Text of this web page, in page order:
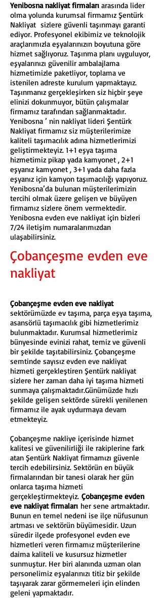
Yenibosna nakliyat firmaları arasında lider
olma yolunda kurumsal firmamız Şentürk
Nakliyat sizlere güvenli taşınmayı garanti
ediyor. Profesyonel ekibimiz ve teknolojik
araçlarımızla eşyalarınızın boyutuna göre
hizmet sağlıyoruz. Taşınma planı uyguluyor,
eşyalarınızı güvenilir ambalajlama
hizmetimizle paketliyor, toplama ve
istenilen adreste kurulum yapmaktayız.
Taşınmanız gerçekleşirken siz hiçbir şeye
elinizi dokunmuyor, bütün çalışmalar
firmamız tarafından sağlanmaktadır.
Yenibosna ’ nin nakliyat lideri Şentürk
Nakliyat firmamız siz müşterilerimize
kaliteli taşımacılık adına hizmetlerimizi
geliştirmekteyiz. 1+1 eşya taşıma
hizmetimiz pikap yada kamyonet , 2+1
eşyanız kamyonet , 3+1 yada daha fazla
eşyanız için kamyon taşımacılığı yapıyoruz.
Yenibosna’da bulunan müşterilerimizin
tercihi olmak üzere gelişen ve büyüyen
firmamız sizlere önem vermektedir.
Yenibosna evden eve nakliyat için bizleri
7/24 iletişim numaralarımızdan
ulaşabilirsiniz.
Çobançeşme evden eve
nakliyat
Çobançeşme evden eve nakliyat
sektörümüzde ev taşıma, parça eşya taşıma,
asansörlü taşımacılık gibi hizmetlerimiz
bulunmaktadır. Kurumsal hizmetlerimiz
bünyesinde evinizi rahat, temiz ve güvenli
bir şekilde taşıtabilirsiniz. Çobançeşme
semtinde sayısız evden eve nakliyat
hizmeti gerçekleştiren Şentürk nakliyat
sizlere her zaman daha iyi taşıma hizmeti
sunmaya çalışmaktadır.Günümüzde hızlı
şekilde gelişen sektörde sürekli yenilenen
firmamız ile ayak uydurmaya devam
etmekteyiz.
Çobançeşme nakliye içerisinde hizmet
kalitesi ve güvenilirliği ile rakiplerine fark
atan Şentürk Nakliyat firmamızı güvenle
tercih edebilirsiniz. Sektörün en büyük
firmalarından bir tanesi olarak her gün
onlarca taşıma hizmeti
gerçekleştirmekteyiz. Çobançeşme evden
eve nakliyat firmaları her sene artmaktadır.
Bunun en temel nedeni ise ilçe nüfusunun
artması ve sektörün büyümesidir. Uzun
süredir ilçede profesyonel evden eve
hizmetleri veren firmamız müşterilerine
daima kaliteli ve kusursuz hizmetler
sunmuştur. Her biri alanında uzman olan
personelimiz eşyalarınızı titiz bir şekilde
taşıyarak zarar görmemeleri için elinden
geleni yapmaktadır.